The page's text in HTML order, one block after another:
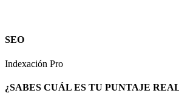
SEO
Indexación Pro
¿SABES CUÁL ES TU PUNTAJE